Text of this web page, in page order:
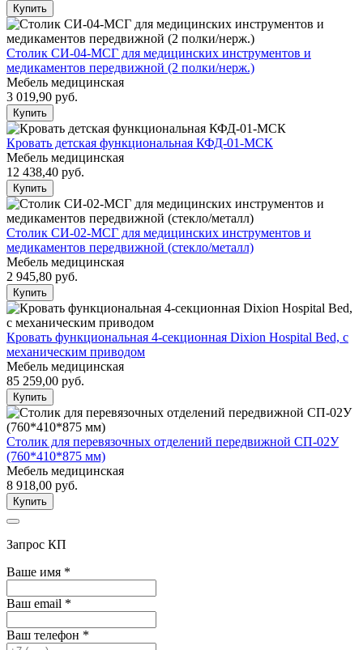
Купить
Столик СИ-04-МСГ для медицинских инструментов и
медикаментов передвижной (2 полки/нерж.)
Мебель медицинская
3 019,90 руб.
Купить
Кровать детская функциональная КФД-01-МСК
Мебель медицинская
12 438,40 руб.
Купить
Столик СИ-02-МСГ для медицинских инструментов и
медикаментов передвижной (стекло/металл)
Мебель медицинская
2 945,80 руб.
Купить
Кровать функциональная 4-секционная Dixion Hospital Bed, с
механическим приводом
Мебель медицинская
85 259,00 руб.
Купить
Столик для перевязочных отделений передвижной СП-02У
(760*410*875 мм)
Мебель медицинская
8 918,00 руб.
Купить
Запрос КП
Ваше имя *
Ваш email *
Ваш телефон *